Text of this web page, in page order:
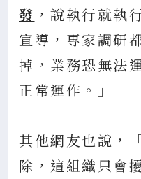
發 ，說執行就執
宣導，專家調研
掉，業務恐無法
正常運作。」
其他網友也說，
除，這組織只會